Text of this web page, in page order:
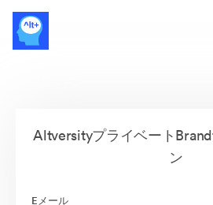
Altversityプライベート
ン
Eメール